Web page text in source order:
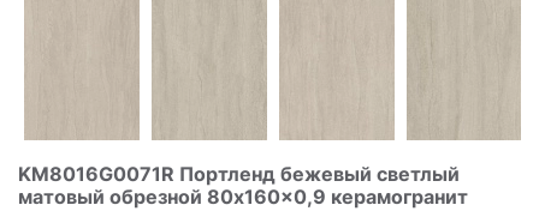
KM8016G0071R Портленд бежевый светлый
матовый обрезной 80x160x0,9 керамогранит